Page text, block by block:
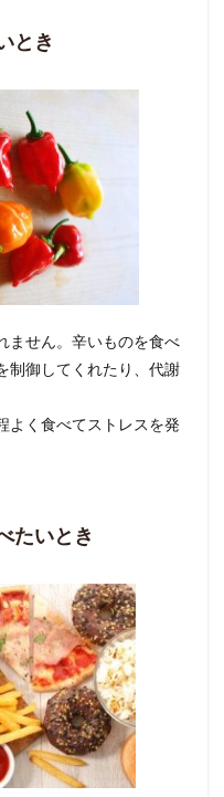
とき
ません。辛いものを食べ
制御してくれたり、代謝
よく食べてストレスを発
たいとき